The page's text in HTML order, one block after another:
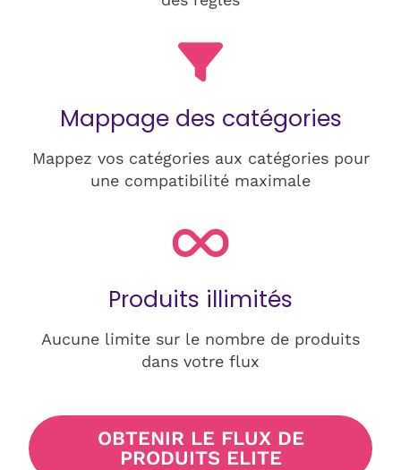
Mappage des catégories
Mappez vos catégories aux catégories pour
une compatibilité maximale
Produits illimités
Aucune limite sur le nombre de produits
dans votre flux
OBTENIR LE FLUX DE
PRODUITS ELITE